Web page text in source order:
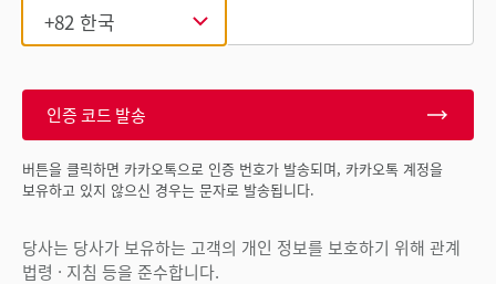
인증 코드 발송
버튼을 클릭하면 카카오톡으로 인증 번호가 발송되며, 카카오톡 계정을
보유하고 있지 않으신 경우는 문자로 발송됩니다.
당사는 당사가 보유하는 고객의 개인 정보를 보호하기 위해 관계
법령 · 지침 등을 준수합니다.